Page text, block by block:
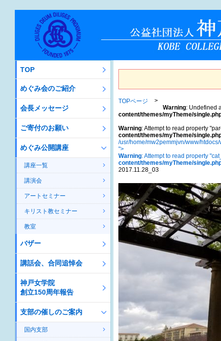
TOPページ
Warning: Undefined
content/themes/myTheme/
Warning: Attempt to read property
content/themes/myTheme/
/usr/home/mw2pemmjvn/www/
">
Warning: Attempt to read property
content/themes/myTheme/
2017.11.28_03
TOP
めぐみ会のご紹介
会長メッセージ
ご寄付のお願い
めぐみ公開講座
講座一覧
講演会
アートセミナー
キリスト教セミナー
教室
バザー
講話会、合同追悼会
神戸女学院
創立150周年報告
支部の催しのご案内
国内支部